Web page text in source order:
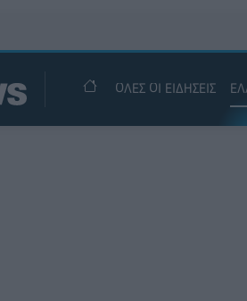
ΟΛΕΣ ΟΙ ΕΙΔΗΣΕΙΣ